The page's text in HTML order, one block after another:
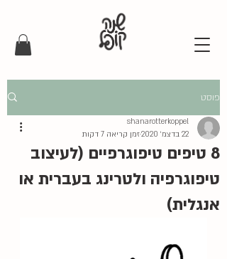
פוסט
8 טיפים טיפוגרפיים (לעיצוב
טיפוגרפיה ולטרינג בעברית או
אנגלית)
shanarotterkoppel
22 בדצמ׳ 2020
זמן קריאה 7 דקות